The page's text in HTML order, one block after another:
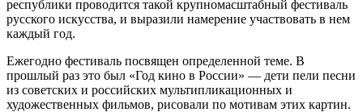
республики проводится такой крупномасштабный фестиваль
русского искусства, и выразили намерение участвовать в нем
каждый год.
Ежегодно фестиваль посвящен определенной теме. В
прошлый раз это был «Год кино в России» — дети пели песни
из советских и российских мультипликационных и
художественных фильмов, рисовали по мотивам этих картин.